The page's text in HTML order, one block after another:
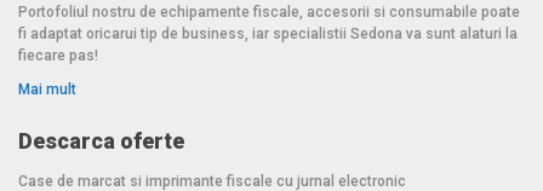
Portofoliul nostru de echipamente fiscale, accesorii si consumabile poate
fi adaptat oricarui tip de business, iar specialistii Sedona va sunt alaturi la
fiecare pas!
Mai mult
Descarca oferte
Case de marcat si imprimante fiscale cu jurnal electronic